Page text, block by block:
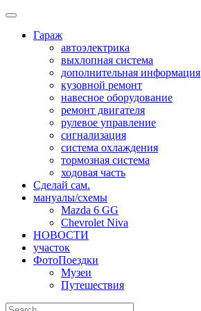
Skip
contentГараж
автоэлектрика
выхлопная система
дополнительная информация
кузовной ремонт
навесное оборудование
ремонт двигателя
рулевое управление
сигнализация
система охлаждения
тормозная система
ходовая часть
Сделай сам.
мануалы/схемы
Mazda 6 GG
Chevrolet Niva
НОВОСТИ
участок
ФотоПоездки
Музеи
Путешествия
Search